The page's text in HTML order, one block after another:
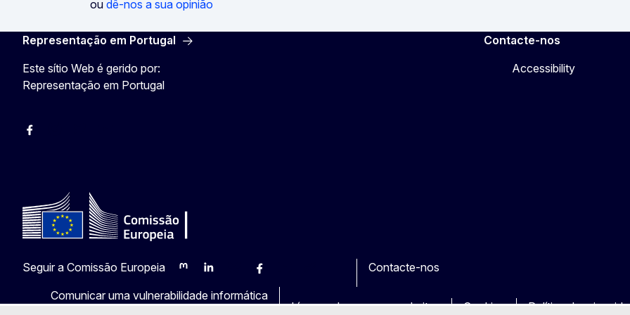
ou dê-nos a sua opinião
Representação em Portugal
Este sítio Web é gerido por:
Representação em Portugal
Facebook
Contacte-nos
Accessibility
Seguir a Comissão Europeia
MastodonLinkedInBlueskyFacebook
Contacte-nos
Comunicar uma vulnerabilidade informática
Línguas dos nossos websites
Cookies Política de